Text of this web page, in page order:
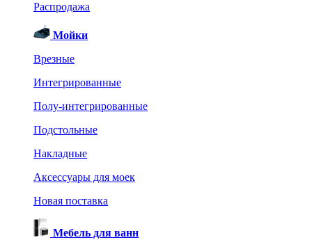
Распродажа
Мойки
Врезные
Интегрированные
Полу-интегрированные
Подстольные
Накладные
Аксессуары для моек
Новая поставка
Мебель для ванн